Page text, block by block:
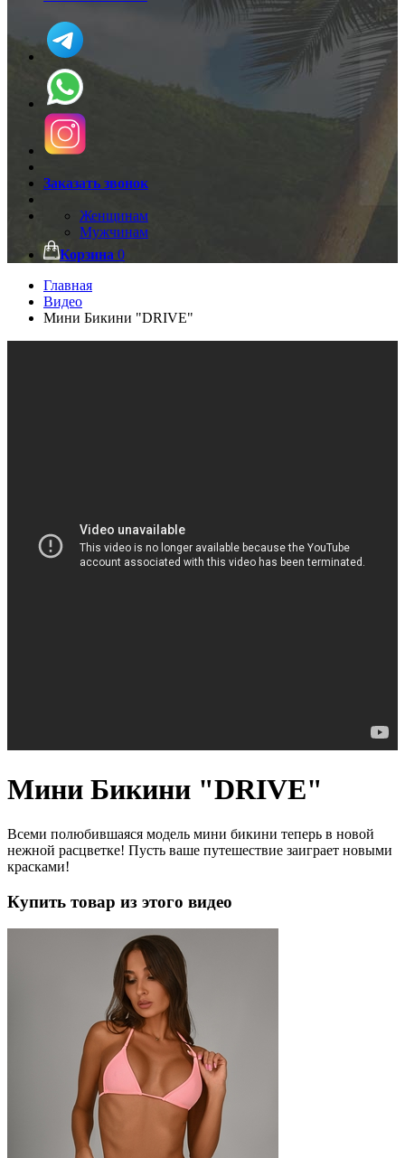
Заказать звонок
Женщинам
Мужчинам
Корзина 0
Главная
Видео
Мини Бикини "DRIVE"
Мини Бикини "DRIVE"
Всеми полюбившаяся модель мини бикини теперь в новой
нежной расцветке! Пусть ваше путешествие заиграет новыми
красками!
Купить товар из этого видео